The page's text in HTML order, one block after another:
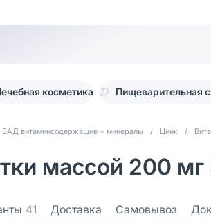
косметика Пищеварительная
БАД витаминсодержащие + минералы / Цинк /
массой 200
41 Доставка Самовывоз